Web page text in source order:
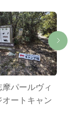
パールヴィ
オートキャン